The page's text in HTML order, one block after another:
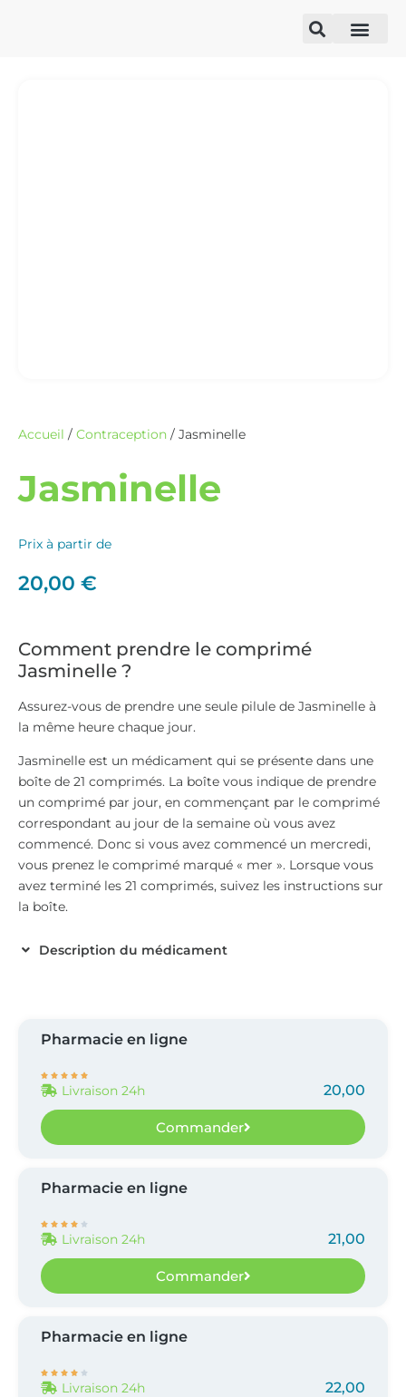
Accueil / Contraception / Jasminelle
Jasminelle
Prix à partir de
20,00 €
Comment prendre le comprimé
Jasminelle ?
Assurez-vous de prendre une seule pilule de Jasminelle à
la même heure chaque jour.
Jasminelle est un médicament qui se présente dans une
boîte de 21 comprimés. La boîte vous indique de prendre
un comprimé par jour, en commençant par le comprimé
correspondant au jour de la semaine où vous avez
commencé. Donc si vous avez commencé un mercredi,
vous prenez le comprimé marqué « mer ». Lorsque vous
avez terminé les 21 comprimés, suivez les instructions sur
la boîte.
Description du médicament
Pharmacie en ligne
    
Livraison 24h 20,00
Commander
Pharmacie en ligne
    
Livraison 24h 21,00
Commander
Pharmacie en ligne
    
Livraison 24h 22,00